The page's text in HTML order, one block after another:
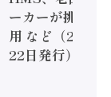
ーカーが挑むデ
用 など（2026
22日発行）